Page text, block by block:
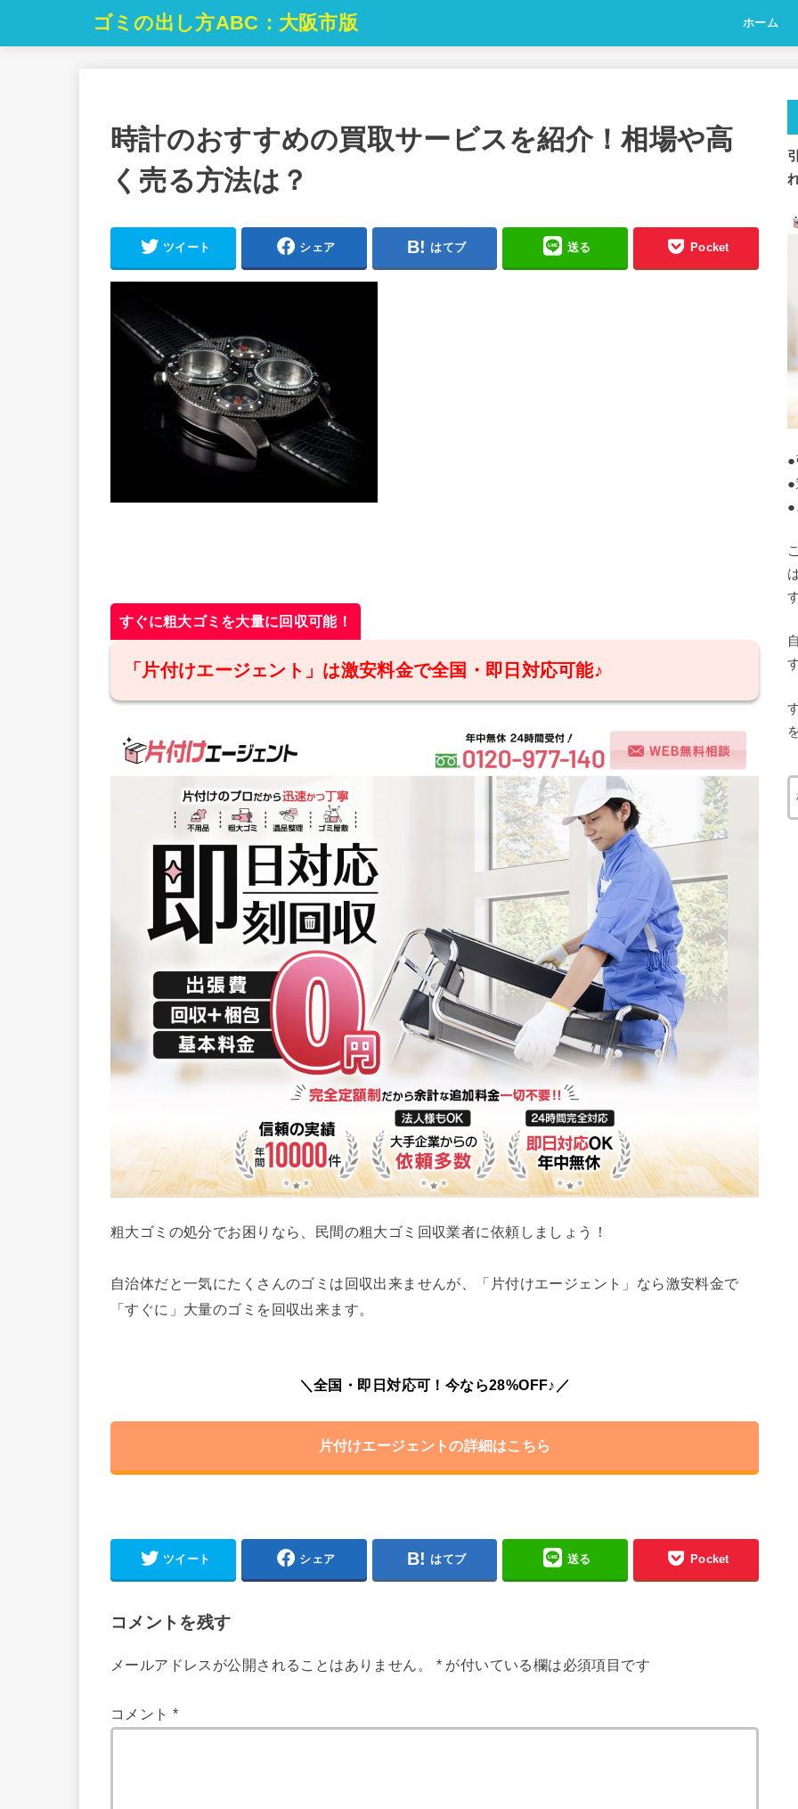
ゴミの出し方ABC：大阪市版 ホーム
時計のおすすめの買取サービスを紹介！相場や高
く売る方法は？
ツイート シェア はてブ 送る Pocket
すぐに粗大ゴミを大量に回収可能！
「片付けエージェント」は激安料金で全国・即日対応可能♪
粗大ゴミの処分でお困りなら、民間の粗大ゴミ回収業者に依頼しましょう！
自治体だと一気にたくさんのゴミは回収出来ませんが、「片付けエージェント」なら激安料金で
「すぐに」大量のゴミを回収出来ます。
＼全国・即日対応可！今なら28%OFF♪／
片付けエージェントの詳細はこちら
ツイート シェア はてブ 送る Pocket
コメントを残す
メールアドレスが公開されることはありません。 *が付いている欄は必須項目です
コメント*
●
●
●